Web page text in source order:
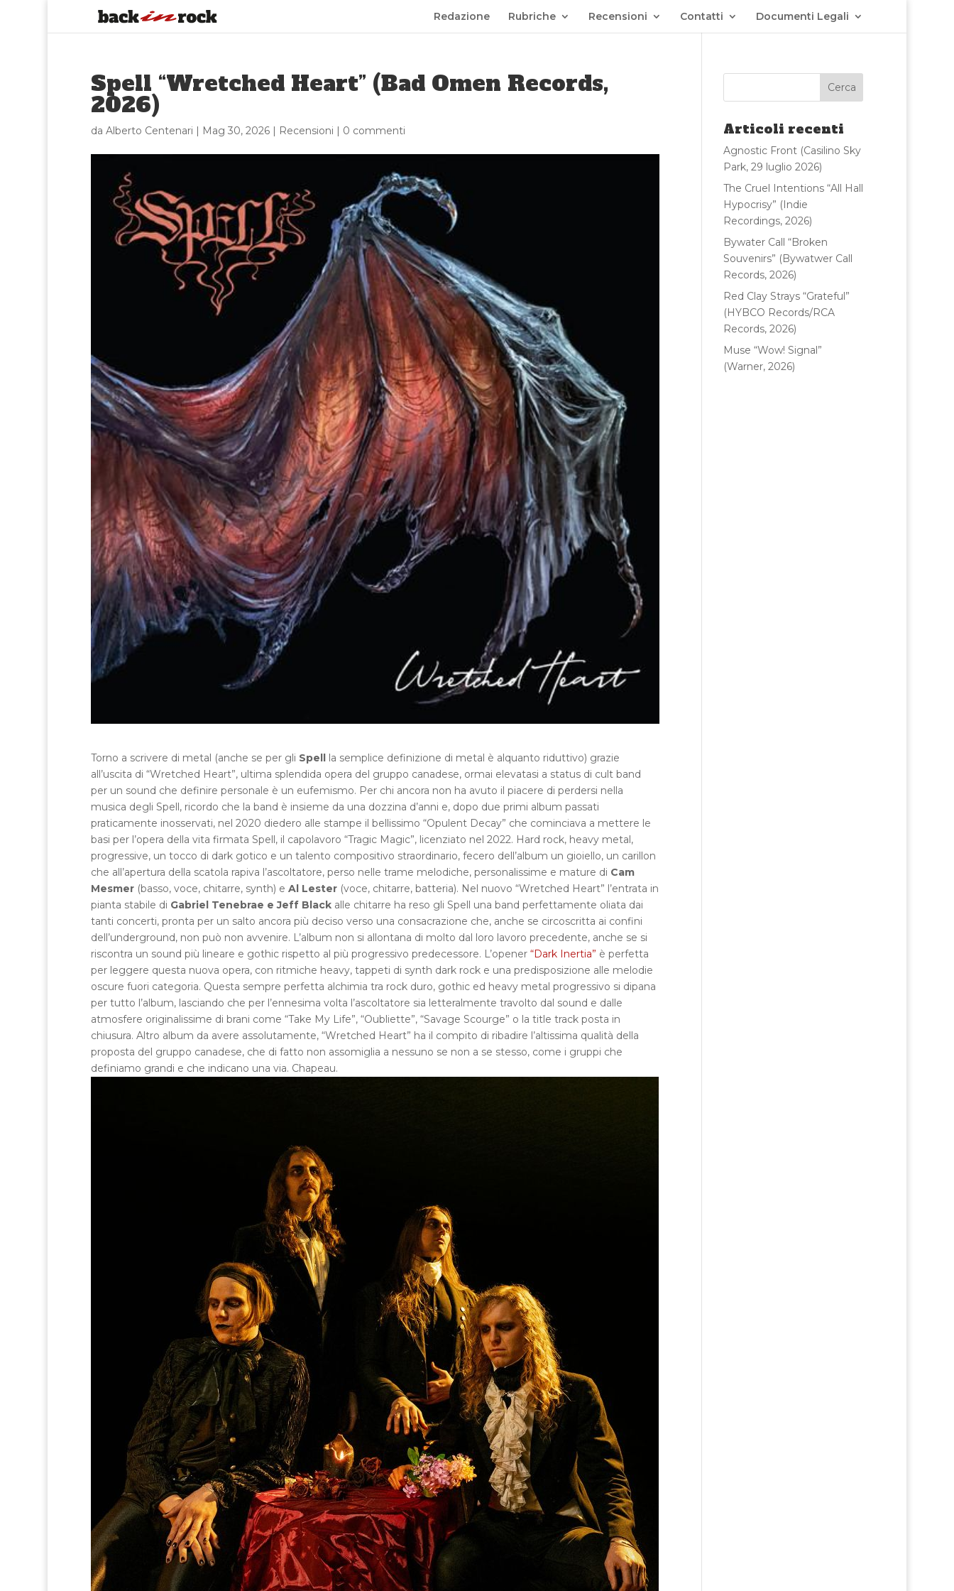
Redazione Rubriche Recensioni Contatti Documenti Legali
Spell “Wretched Heart” (Bad Omen Records,
2026)
da Alberto Centenari | Mag 30, 2026| Recensioni | 0 commenti
Torno a scrivere di metal (anche se per gli Spellla semplice definizione di metal è alquanto riduttivo) grazie
all’uscita di “Wretched Heart”, ultima splendida opera del gruppo canadese, ormai elevatasi a status di cult band
per un sound che definire personale è un eufemismo. Per chi ancora non ha avuto il piacere di perdersi nella
musica degli Spell, ricordo che la band è insieme da una dozzina d’anni e, dopo due primi album passati
praticamente inosservati, nel 2020 diedero alle stampe il bellissimo “Opulent Decay” che cominciava a mettere le
basi per l’opera della vita firmata Spell, il capolavoro “Tragic Magic”, licenziato nel 2022. Hard rock, heavy metal,
progressive, un tocco di dark gotico e un talento compositivo straordinario, fecero dell’album un gioiello, un carillon
che all’apertura della scatola rapiva l’ascoltatore, perso nelle trame melodiche, personalissime e mature di Cam
Mesmer(basso, voce, chitarre, synth) e Al Lester(voce, chitarre, batteria). Nel nuovo “Wretched Heart” l’entrata in
pianta stabile di Gabriel Tenebrae e Jeff Blackalle chitarre ha reso gli Spell una band perfettamente oliata dai
tanti concerti, pronta per un salto ancora più deciso verso una consacrazione che, anche se circoscritta ai confini
dell’underground, non può non avvenire. L’album non si allontana di molto dal loro lavoro precedente, anche se si
riscontra un sound più lineare e gothic rispetto al più progressivo predecessore. L’opener “Dark Inertia” è perfetta
per leggere questa nuova opera, con ritmiche heavy, tappeti di synth dark rock e una predisposizione alle melodie
oscure fuori categoria. Questa sempre perfetta alchimia tra rock duro, gothic ed heavy metal progressivo si dipana
per tutto l’album, lasciando che per l’ennesima volta l’ascoltatore sia letteralmente travolto dal sound e dalle
atmosfere originalissime di brani come “Take My Life”, “Oubliette”, “Savage Scourge” o la title track posta in
chiusura. Altro album da avere assolutamente, “Wretched Heart” ha il compito di ribadire l’altissima qualità della
proposta del gruppo canadese, che di fatto non assomiglia a nessuno se non a se stesso, come i gruppi che
definiamo grandi e che indicano una via. Chapeau.
Articoli recenti
Agnostic Front (Casilino Sky
Park, 29 luglio 2026)
The Cruel Intentions “All Hall
Hypocrisy” (Indie
Recordings, 2026)
Bywater Call “Broken
Souvenirs” (Bywatwer Call
Records, 2026)
Red Clay Strays “Grateful”
(HYBCO Records/RCA
Records, 2026)
Muse “Wow! Signal”
(Warner, 2026)